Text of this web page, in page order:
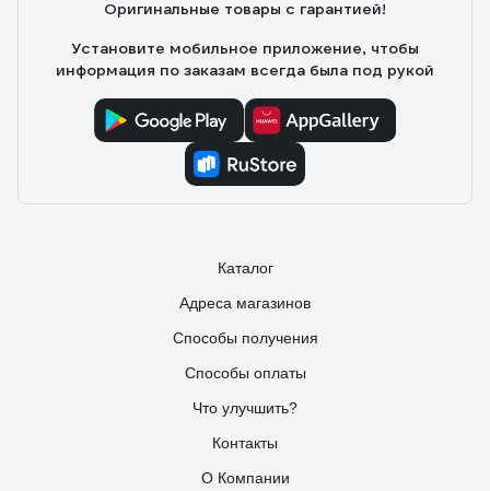
Оригинальные товары с гарантией!
Установите мобильное приложение, чтобы
информация по заказам всегда была под рукой
Каталог
Адреса магазинов
Способы получения
Способы оплаты
Что улучшить?
Контакты
О Компании